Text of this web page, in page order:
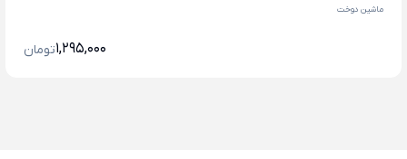
ماشین دوخت
1,295,000تومان